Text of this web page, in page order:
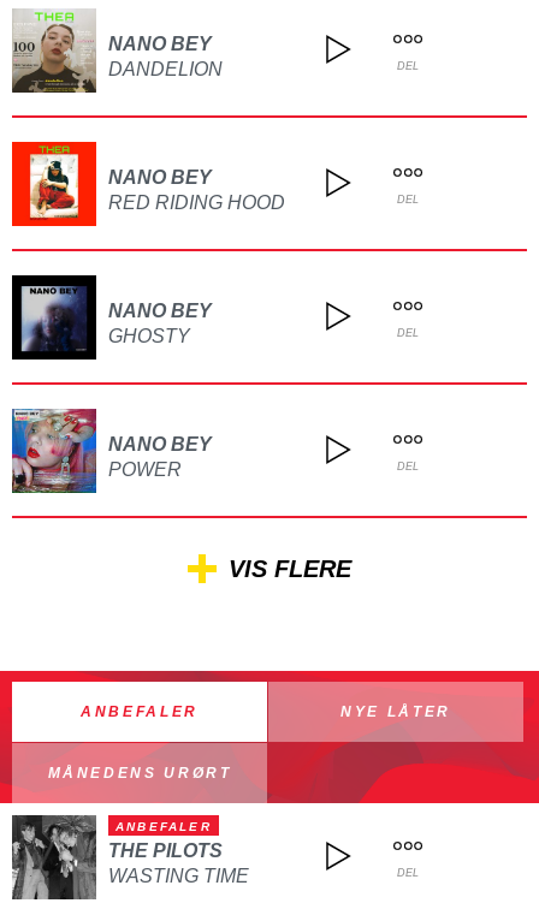
NANO BEY
DANDELION
DEL
NANO BEY
RED RIDING HOOD
DEL
NANO BEY
GHOSTY
DEL
NANO BEY
POWER
DEL
VIS FLERE
ANBEFALER NYE LÅTER
MÅNEDENS URØRT
ANBEFALER
THE PILOTS
WASTING TIME
DEL